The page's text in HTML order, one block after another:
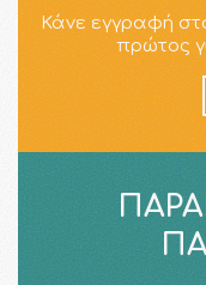
Κάνε εγγραφή
πρώτος